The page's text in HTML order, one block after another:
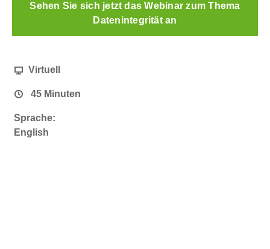
Sehen Sie sich jetzt das Webinar zum Thema
Datenintegrität an
Virtuell
45 Minuten
Sprache:
English